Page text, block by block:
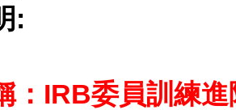
:
：IRB委員訓練進